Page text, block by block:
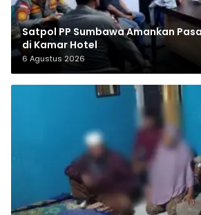
Satpol PP Sumbawa Amankan
di Kamar Hotel
6 Agustus 2026